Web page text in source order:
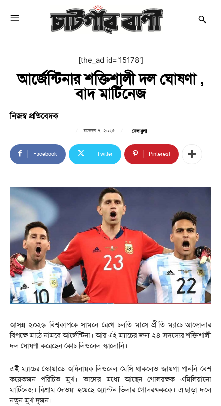
[the_ad id='15178']
আর্জেন্টিনার শক্তিশালী দল ঘোষণা ,
বাদ মার্টিনেজ
নিজস্ব প্রতিবেদক
নভেম্বর ৭, ২০২৫ খেলাধুলা
Facebook Twitter Pinterest
আসন্ন ২০২৬ বিশ্বকাপকে সামনে রেখে চলতি মাসে প্রীতি ম্যাচে আঙ্গোলার
বিপক্ষে মাঠে নামবে আর্জেন্টিনা। আর এই ম্যাচের জন্য ২৪ সদস্যের শক্তিশালী
দল ঘোষণা করেছেন কোচ লিওনেল স্কালোনি।
এই ম্যাচের স্কোয়াডে অধিনায়ক লিওনেল মেসি থাকলেও জায়গা পাননি বেশ
কয়েকজন পরিচিত মুখ। তাদের মধ্যে আছেন গোলরক্ষক এমিলিয়ানো
মার্টিনেজ। বিশ্রাম দেওয়া হয়েছে অ্যাস্টন ভিলার গোলরক্ষককে। এ ছাড়া দলে
নতুন মুখ দুজন।